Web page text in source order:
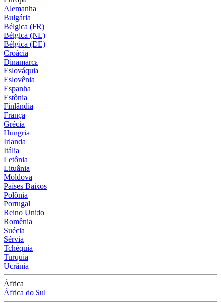
Alemanha
Bulgária
Bélgica (FR)
Bélgica (NL)
Bélgica (DE)
Croácia
Dinamarca
Eslováquia
Eslovênia
Espanha
Estônia
Finlândia
França
Grécia
Hungria
Irlanda
Itália
Letônia
Lituânia
Moldova
Países Baixos
Polônia
Portugal
Reino Unido
Romênia
Suécia
Sérvia
Tchéquia
Turquia
Ucrânia
África
África do Sul